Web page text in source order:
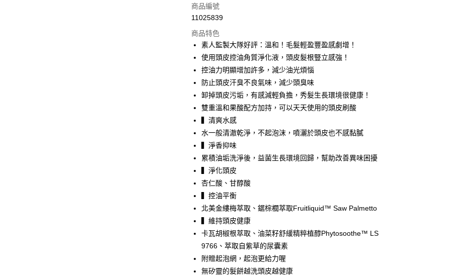
信用卡一次付款
3 期 0 利率 每期 NT$160
合作金庫商業銀行
第一商業銀行
華南商業銀行
彰化商業銀行
國泰世華商業銀行
兆豐國際商業銀行
臺灣中小企業銀行
台中商業銀行
匯豐（台灣）商業銀行
華泰商業銀行
聯邦商業銀行
元大商業銀行
永豐商業銀行
台新國際商業銀行
台灣樂天信用卡公司
超商取貨付款
Apple Pay
Google Pay
全盈+PAY
大哥付你分期
相關說明
【大哥付你分期使用說明】
1.本服務由台灣大哥大提供，台灣大哥大用戶可立即使用無須另外申請。
2.付款方式選擇「大哥付你分期」，訂單成立後會自動跳轉到大哥付的交易
流程，驗證手機門號後，選擇欲分期的期數、繳款截止日，確認付款後即
3.實際核准額度、可分期數及費用金額請依後續交易確認頁面所載為準。
4.訂單成立30分鐘內，如未前往確認交易或遇審核未通過，訂單將自動取
消。如遇「轉專審核」未通過狀況，表示未達大哥付你分期系統評分，恕
無法說明評估內容。
【繳款方式說明】
ATM付款
運送方式
全家取貨付款
每筆NT$80，滿NT$588(含以上)免運費
商品編號
11025839
商品特色
素人監製大隊好評：溫和！毛髮輕盈豐盈感劇增！
使用頭皮控油角質淨化液，頭皮髮根豎立感強！
控油力明顯增加許多，減少油光煩惱
防止頭皮汗臭不良氣味，減少頭臭味
卸掉頭皮污垢，有感減輕負擔，秀髮生長環境很健康！
雙重溫和果酸配方加持，可以天天使用的頭皮刷酸
▍清爽水感
水一般清澈乾淨，不起泡沫，噴灑於頭皮也不感黏膩
▍淨香抑味
累積油垢洗淨後，益菌生長環境回歸，幫助改善異味困擾
▍淨化頭皮
杏仁酸、甘醇酸
▍控油平衡
北美金縷梅萃取、鋸棕櫚萃取Fruitliquid™ Saw Palmetto
▍維持頭皮健康
卡瓦胡椒根萃取、油菜籽舒緩精粹植醇Phytosoothe™ LS
9766、萃取自紫草的尿囊素
附贈起泡網，起泡更給力喔
無矽靈的髮餅越洗頭皮越健康